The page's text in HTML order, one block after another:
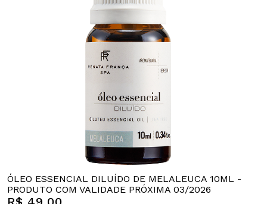
ÓLEO ESSENCIAL DILUÍDO DE MELALEUCA 10ML -
PRODUTO COM VALIDADE PRÓXIMA 03/2026